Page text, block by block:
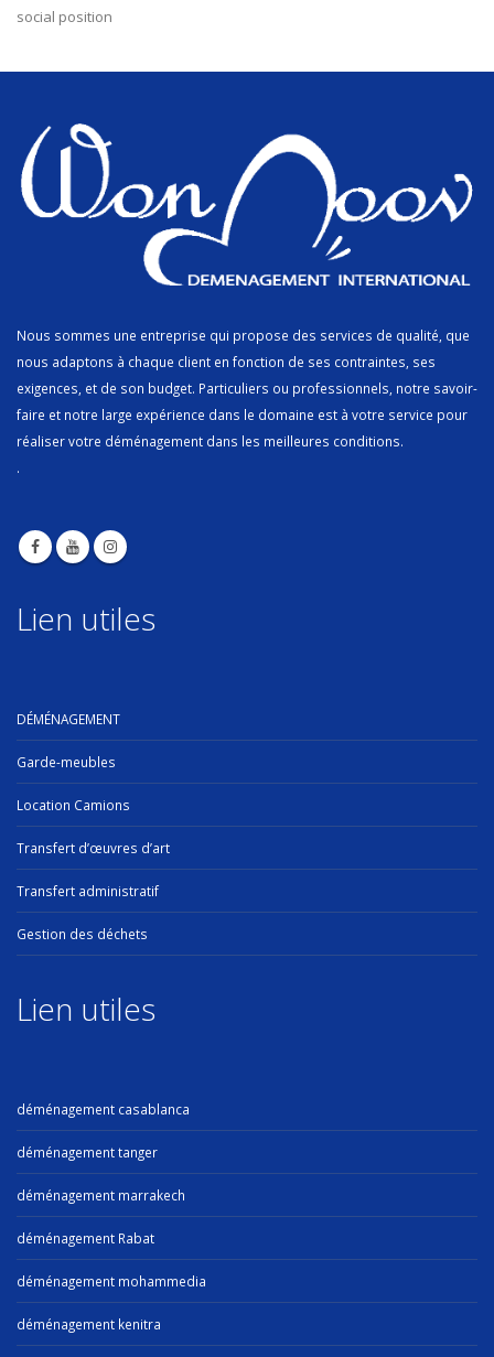
social position
Nous sommes une entreprise qui propose des services de qualité, que
nous adaptons à chaque client en fonction de ses contraintes, ses
exigences, et de son budget. Particuliers ou professionnels, notre savoir-
faire et notre large expérience dans le domaine est à votre service pour
réaliser votre déménagement dans les meilleures conditions.
.
Lien utiles
DÉMÉNAGEMENT
Garde-meubles
Location Camions
Transfert d’œuvres d’art
Transfert administratif
Gestion des déchets
Lien utiles
déménagement casablanca
déménagement tanger
déménagement marrakech
déménagement Rabat
déménagement mohammedia
déménagement kenitra